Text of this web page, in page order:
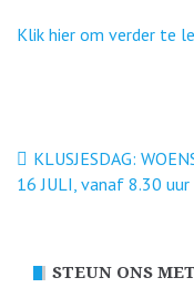
Klik hier om verder te
Bericht
KLUSJESDAG:
16 JULI, vanaf 8.30 uur
STEUN ONS